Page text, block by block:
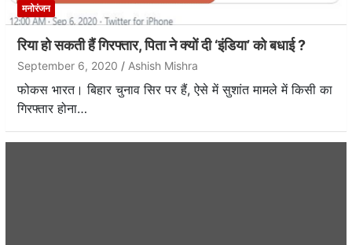
मनोरंजन
रिया हो सकती हैं गिरफ्तार, पिता ने क्यों दी ‘इंडिया’ को बधाई ?
September 6, 2020 Ashish Mishra
फोकस भारत। बिहार चुनाव सिर पर हैं, ऐसे में सुशांत मामले में किसी का
गिरफ्तार होना…